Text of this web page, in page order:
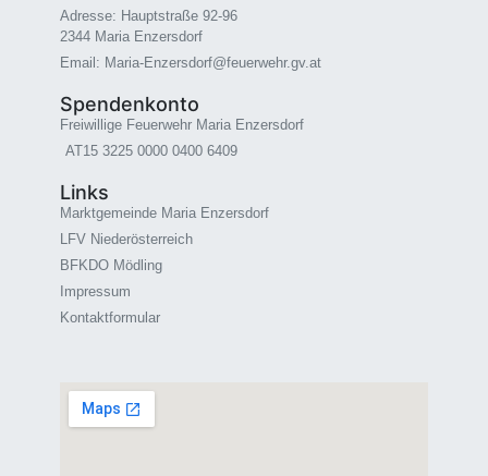
Adresse: Hauptstraße 92-96
2344 Maria Enzersdorf
Email: Maria-Enzersdorf@feuerwehr.gv.at
Spendenkonto
Freiwillige Feuerwehr Maria Enzersdorf
AT15 3225 0000 0400 6409
Links
Marktgemeinde Maria Enzersdorf
LFV Niederösterreich
BFKDO Mödling
Impressum
Kontaktformular